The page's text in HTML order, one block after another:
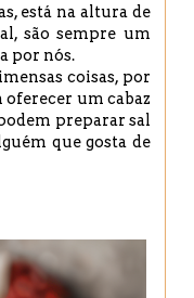
está na altura de
são sempre um
por nós.
coisas, por
oferecer um cabaz
preparar sal
que gosta de